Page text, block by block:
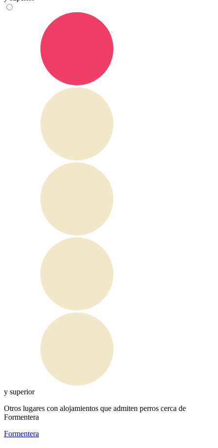
y superior
Otros lugares con alojamientos que admiten perros cerca de
Formentera
Formentera